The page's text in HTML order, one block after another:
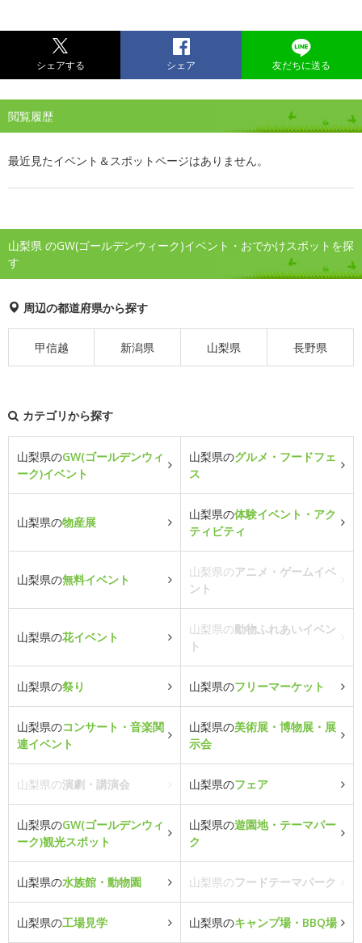
シェアする シェア 友だちに送る
閲覧履歴
最近見たイベント＆スポットページはありません。
山梨県 のGW(ゴールデンウィーク)イベント・おでかけスポットを探
す
周辺の都道府県から探す
甲信越 新潟県 山梨県 長野県
カテゴリから探す
山梨県のGW(ゴールデンウィ
ーク)イベント
山梨県のグルメ・フードフェ
ス
山梨県の物産展
山梨県の体験イベント・アク
ティビティ
山梨県の無料イベント
山梨県のアニメ・ゲームイベ
ント
山梨県の花イベント
山梨県の動物ふれあいイベン
ト
山梨県の祭り 山梨県のフリーマーケット
山梨県のコンサート・音楽関
連イベント
山梨県の美術展・博物展・展
示会
山梨県の演劇・講演会 山梨県のフェア
山梨県のGW(ゴールデンウィ
ーク)観光スポット
山梨県の遊園地・テーマパー
ク
山梨県の水族館・動物園 山梨県のフードテーマパーク
山梨県の工場見学 山梨県のキャンプ場・BBQ場